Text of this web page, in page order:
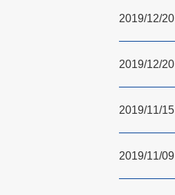
2019/12/20
2019/12/20
2019/11/15
2019/11/09